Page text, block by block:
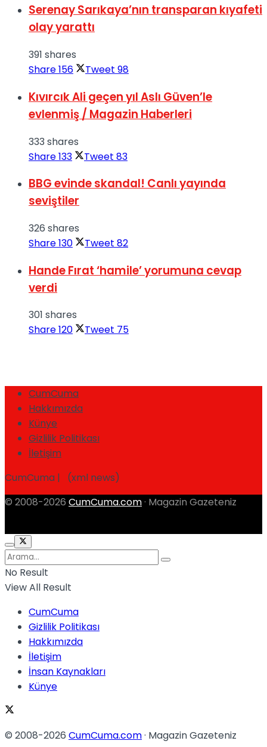
Serenay Sarıkaya’nın transparan kıyafeti
olay yarattı
391 shares
Share156 Tweet 98
Kıvırcık Ali geçen yıl Aslı Güven’le
evlenmiş / Magazin Haberleri
333 shares
Share133 Tweet 83
BBG evinde skandal! Canlı yayında
seviştiler
326 shares
Share130 Tweet 82
Hande Fırat ‘hamile’ yorumuna cevap
verdi
301 shares
Share120 Tweet 75
CumCuma
Hakkımızda
Künye
Gizlilik Politikası
İletişim
CumCuma | (xml news)
© 2008-2026 CumCuma.com · Magazin Gazeteniz
No Result
View All Result
CumCuma
Gizlilik Politikası
Hakkımızda
İletişim
İnsan Kaynakları
Künye
© 2008-2026 CumCuma.com· Magazin Gazeteniz